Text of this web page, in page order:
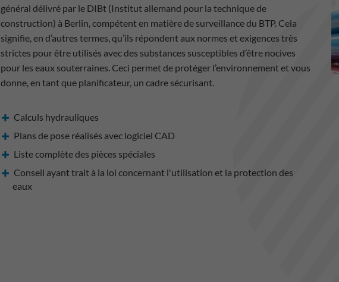
général délivré par le DIBt (Institut allemand pour la technique de
construction) à Berlin, compétent en matière de surveillance du BTP. Cela
signifie, en d’autres termes, qu’ils répondent aux normes et exigences très
strictes pour être utilisés avec des substances susceptibles d’être nocives
pour les eaux souterraines. Ceci permet de protéger l’environnement et vous
donne, en tant que planificateur, un cadre sécurisant.
Calculs hydrauliques
Plans de pose réalisés avec logiciel CAD
Liste complète des pièces spéciales
Conseil ayant trait à la loi concernant l'utilisation et la protection des
eaux